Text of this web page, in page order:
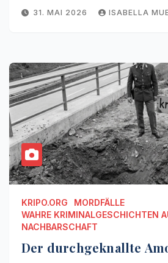
31. MAI 2026 ISABELLA
KRIPO.ORG
MORDFÄLLE
WAHRE KRIMINALGESCHICHTEN
NACHBARSCHAFT
Der durchgeknallte